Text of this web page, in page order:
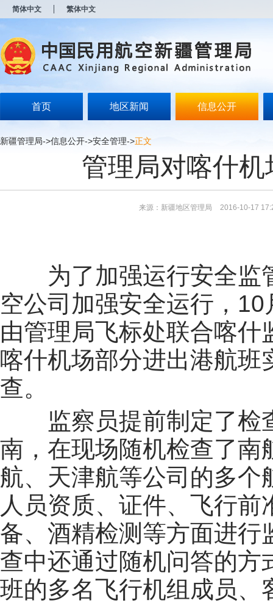
简体中文 繁体中文
首页 地区新闻 信息公开
新疆管理局->信息公开->安全管理->正文
管理局对喀什
来源：新疆地区管理局 2016-10-17
为了加强运行安全监
空公司加强安全运行， 10
由管理局飞标处联合喀什
喀什机场部分进出港航班
查。
监察员提前制定了检
南，在现场随机检查了南
航、天津航等公司的多个
人员资质、证件、飞行前
备、酒精检测等方面进行
查中还通过随机问答的方
班的多名飞行机组成员、
开
无
障
说
按
Alt
键